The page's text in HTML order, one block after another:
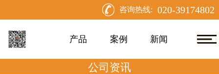
咨询热线: 020-39174802
产品 案例 新闻
公司资讯